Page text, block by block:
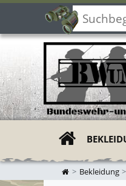
ZUR STARTSEITE
Bekleidung